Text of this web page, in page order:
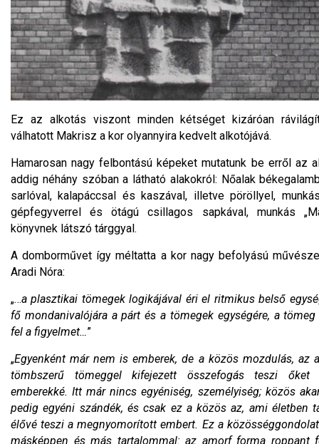
Ez az alkotás viszont minden kétséget kizáróan
válhatott Makrisz a kor olyannyira kedvelt alkotójává.
Hamarosan nagy felbontású képeket mutatunk be erről az
addig néhány szóban a látható alakokról: Nőalak
sarlóval, kalapáccsal és kaszával, illetve pöröllyel,
gépfegyverrel és ötágú csillagos sapkával, munkás
könyvnek látszó tárggyal.
A domborművet így méltatta a kor nagy befolyású
Aradi Nóra:
„…a plasztikai tömegek logikájával éri el ritmikus belső
fő mondanivalójára a párt és a tömegek egységére, a tömeg
fel a figyelmet…”
„Egyenként már nem is emberek, de a közös mozdulás, az
tömbszerű tömeggel kifejezett összefogás teszi
emberekké. Itt már nincs egyéniség, személyiség; közös
pedig egyéni szándék, és csak ez a közös az, ami életben
élővé teszi a megnyomorított embert. Ez a
másképpen és más tartalommal: az amorf forma roppant